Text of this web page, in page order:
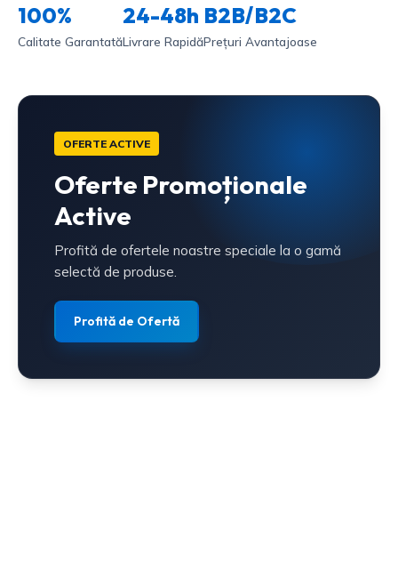
100%
Calitate Garantată
24-48h
Livrare Rapidă
B2B/B2C
Prețuri Avantajoase
OFERTE ACTIVE
Oferte Promoționale
Active
Profită de ofertele noastre speciale la o gamă
selectă de produse.
Profită de Ofertă